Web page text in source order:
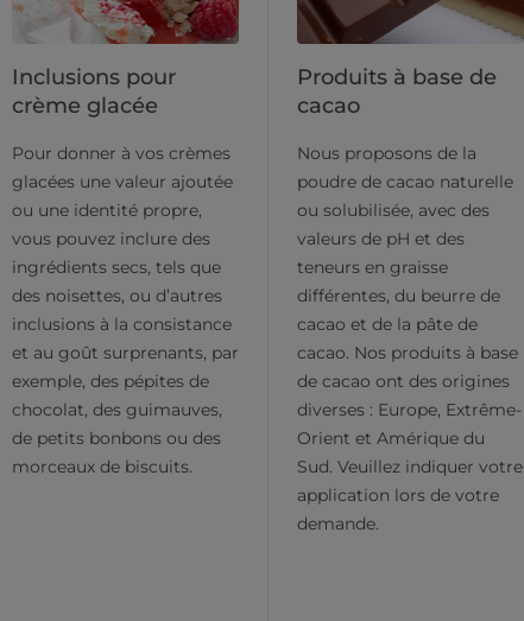
Inclusions pour
crème glacée
Pour donner à vos crèmes
glacées une valeur ajoutée
ou une identité propre,
vous pouvez inclure des
ingrédients secs, tels que
des noisettes, ou d’autres
inclusions à la consistance
et au goût surprenants, par
exemple, des pépites de
chocolat, des guimauves,
de petits bonbons ou des
morceaux de biscuits.
Produits à base de
cacao
Nous proposons de la
poudre de cacao naturelle
ou solubilisée, avec des
valeurs de pH et des
teneurs en graisse
différentes, du beurre de
cacao et de la pâte de
cacao. Nos produits à base
de cacao ont des origines
diverses : Europe, Extrême-
Orient et Amérique du
Sud. Veuillez indiquer votre
application lors de votre
demande.